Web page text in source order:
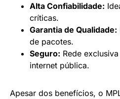
Alta Confiabilidade:
críticas.
Garantia de Qualidade:
de pacotes.
Seguro: Rede
internet pública.
Apesar dos benefícios, o